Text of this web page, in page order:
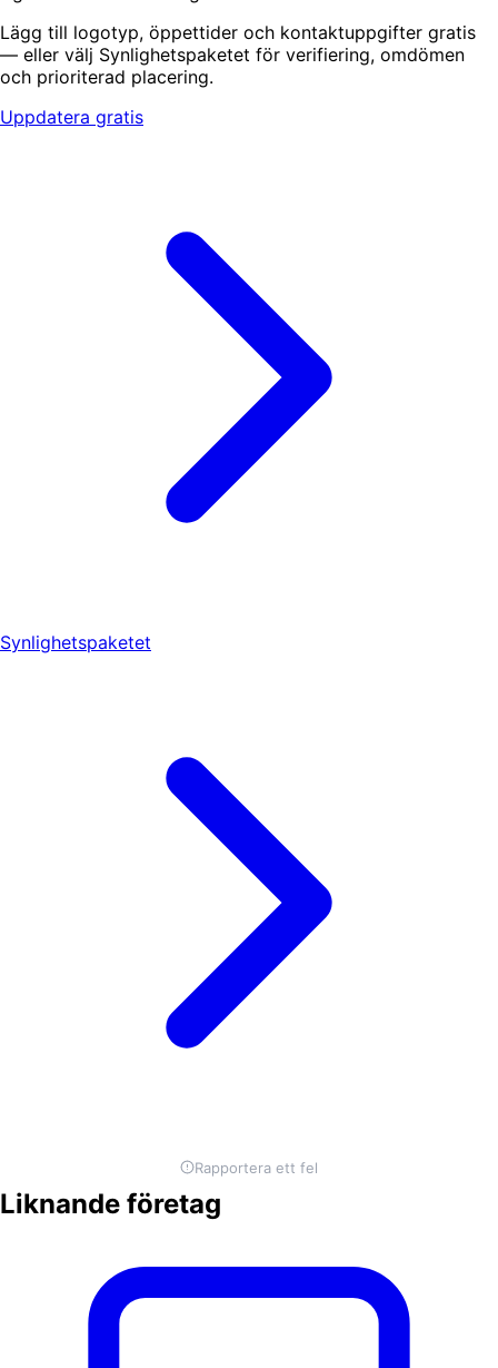
Lägg till logotyp, öppettider och kontaktuppgifter gratis
— eller välj Synlighetspaketet för verifiering, omdömen
och prioriterad placering.
Uppdatera gratis
Synlighetspaketet
Rapportera ett fel
Liknande företag